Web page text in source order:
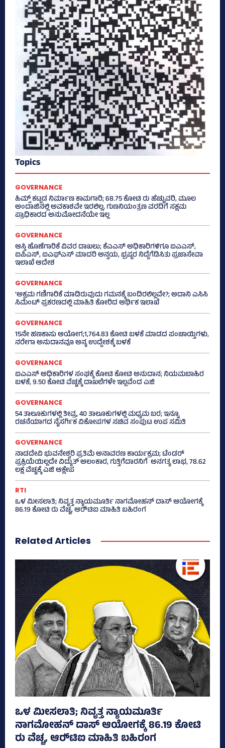
Topics
GOVERNANCE
ಹಿಮ್ಸ್‌ ಕಟ್ಟಡ ನಿರ್ಮಾಣ ಕಾಮಗಾರಿ; 68.75 ಕೋಟಿ ರು ಹೆಚ್ಚುವರಿ, ಮೂಲ
ಅಂದಾಜಿನಲ್ಲಿ ಅವಕಾಶವೇ ಇರಲಿಲ್ಲ, ಗುಣನಿಯಂತ್ರಣ ವರದಿಗೆ ಸಕ್ಷಮ
ಪ್ರಾಧಿಕಾರದ ಅನುಮೋದನೆಯೇ ಇಲ್ಲ
GOVERNANCE
ಆಸ್ತಿ ಹೊಣೆಗಾರಿಕೆ ವಿವರ ದಾಖಲು; ಕೆಎಎಸ್ ಅಧಿಕಾರಿಗಳಿಗೂ ಐಎಎಸ್‌,
ಐಪಿಎಸ್‌, ಐಎಫ್‌ಎಸ್‌ ಮಾದರಿ ಅನ್ವಯ, ಭ್ರಷ್ಟರ ನಿದ್ದೆಗೆಡಿಸಿತು ಪ್ರಜಾಸೇವಾ
ಇಲಾಖೆ ಆದೇಶ
GOVERNANCE
‘ಅಕ್ರಮ ಗಣಿಗಾರಿಕೆ ಮಾಡಿರುವುದು ಗಮನಕ್ಕೆ ಬಂದಿರಲಿಲ್ಲವೇ?; ಅದಾನಿ ಎಸಿಸಿ
ಸಿಮೆಂಟ್ ಪ್ರಕರಣದಲ್ಲಿ ಮಾಹಿತಿ ಕೋರಿದ ಆರ್ಥಿಕ ಇಲಾಖೆ
GOVERNANCE
15ನೇ ಹಣಕಾಸು ಆಯೋಗ;1,764.83 ಕೋಟಿ ಬಳಕೆ ಮಾಡದ ಪಂಚಾಯ್ತಿಗಳು,
ನರೇಗಾ ಅನುದಾನವೂ ಅನ್ಯ ಉದ್ದೇಶಕ್ಕೆ ಬಳಕೆ
GOVERNANCE
ಐಎಎಸ್‌ ಅಧಿಕಾರಿಗಳ ಸಂಘಕ್ಕೆ ಕೋಟಿ ಕೋಟಿ ಅನುದಾನ; ನಿಯಮಬಾಹಿರ
ಬಳಕೆ, 9.50 ಕೋಟಿ ವೆಚ್ಚಕ್ಕೆ ದಾಖಲೆಗಳೇ ಇಲ್ಲವೆಂದ ಎಜಿ
GOVERNANCE
54 ತಾಲೂಕುಗಳಲ್ಲಿ ತೀವ್ರ, 40 ತಾಲೂಕುಗಳಲ್ಲಿ ಮಧ್ಯಮ ಬರ; ಇನ್ನೂ
ರಚನೆಯಾಗದ ನೈಸರ್ಗಿಕ ವಿಕೋಪಗಳ ಸಚಿವ ಸಂಪುಟ ಉಪ ಸಮಿತಿ
GOVERNANCE
ನಾಡದೇವಿ ಭುವನೇಶ್ವರಿ ಪ್ರತಿಮೆ ಅನಾವರಣ ಕಾರ್ಯಕ್ರಮ; ಟೆಂಡರ್
ಪ್ರಕ್ರಿಯೆಯಿಲ್ಲದೇ ವಿದ್ಯುತ್‌ ಅಲಂಕಾರ, ಗುತ್ತಿಗೆದಾರನಿಗೆ ಅನಗತ್ಯ ಲಾಭ, 78.62
ಲಕ್ಷ ವೆಚ್ಚಕ್ಕೆ ಎಜಿ ಆಕ್ಷೇಪ
RTI
ಒಳ ಮೀಸಲಾತಿ; ನಿವೃತ್ತ ನ್ಯಾಯಮೂರ್ತಿ ನಾಗಮೋಹನ್ ದಾಸ್ ಆಯೋಗಕ್ಕೆ
86.19 ಕೋಟಿ ರು ವೆಚ್ಚ, ಆರ್‍‌ಟಿಐ ಮಾಹಿತಿ ಬಹಿರಂಗ
Related Articles
ಒಳ ಮೀಸಲಾತಿ; ನಿವೃತ್ತ ನ್ಯಾಯಮೂರ್ತಿ
ನಾಗಮೋಹನ್ ದಾಸ್ ಆಯೋಗಕ್ಕೆ 86.19 ಕೋಟಿ
ರು ವೆಚ್ಚ, ಆರ್‍‌ಟಿಐ ಮಾಹಿತಿ ಬಹಿರಂಗ